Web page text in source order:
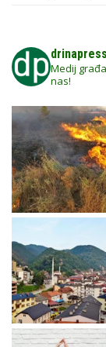
drinapress
Medij
nas!